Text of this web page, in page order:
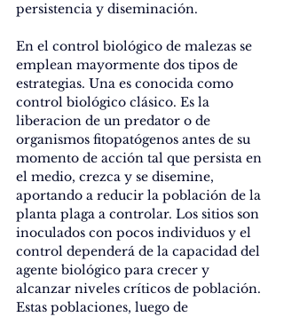
persistencia y diseminación.
En el control biológico de malezas se
emplean mayormente dos tipos de
estrategias. Una es conocida como
control biológico clásico. Es la
liberacion de un predator o de
organismos fitopatógenos antes de su
momento de acción tal que persista en
el medio, crezca y se disemine,
aportando a reducir la población de la
planta plaga a controlar. Los sitios son
inoculados con pocos individuos y el
control dependerá de la capacidad del
agente biológico para crecer y
alcanzar niveles críticos de población.
Estas poblaciones, luego de